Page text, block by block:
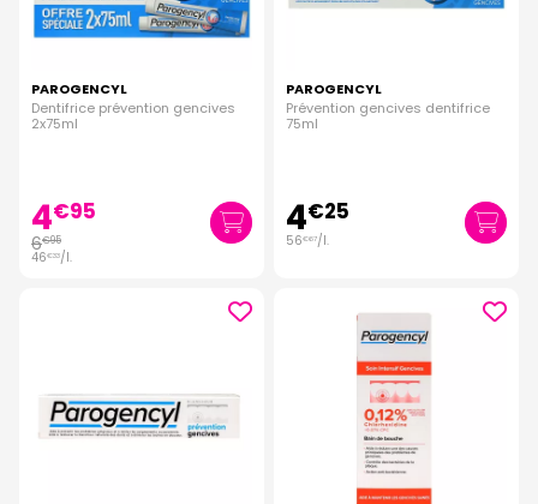
PAROGENCYL
Dentifrice prévention gencives
2x75ml
4€95
6€95
46€33/l.
PAROGENCYL
Prévention gencives dentifrice
75ml
4€25
56€67/l.